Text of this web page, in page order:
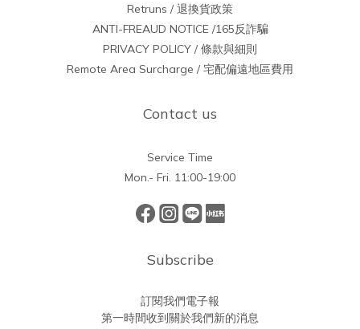
Retruns / 退換貨政策
ANTI-FREAUD NOTICE /165反詐騙
PRIVACY POLICY / 條款與細則
Remote Area Surcharge / 宅配偏遠地區費用
Contact us
Service Time
Mon.- Fri. 11:00-19:00
Subscribe
訂閱我們電子報
第一時間收到關於我們新的消息